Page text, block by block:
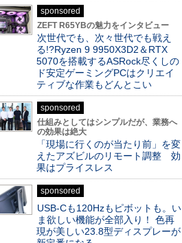
sponsored
ZEFT R65YBの魅力をインタビュー
次世代でも、次々世代でも戦え
る!?Ryzen 9 9950X3D2＆RTX
5070を搭載するASRock尽くしの
ド安定ゲーミングPCはクリエイ
ティブな作業もどんとこい
sponsored
仕組みとしてはシンプルだが、業務へ
の効果は絶大
「現場に行くのが当たり前」を変
えたアズビルのリモート調整 効
果はプライスレス
sponsored
USB-Cも120Hzもピボットも。い
ま欲しい機能が全部入り！ 色再
現が美しい23.8型ディスプレーが